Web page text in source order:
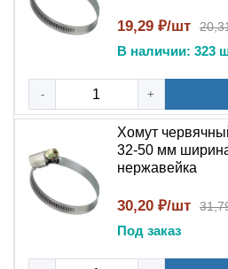
Ширина
ленты
9 мм (сверхузкая
Нержавеющая
Тип хомута
Червячный,
DIN 3017
червячных
Применение
Топливные
патрубки
от -60°C до
19,29 ₽/шт
В наличии: 323
- +
Хомут
32-50 мм
нержавейка
30,20 ₽/шт
Под заказ